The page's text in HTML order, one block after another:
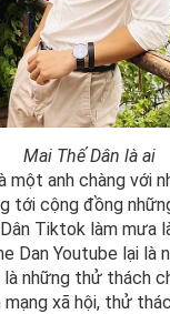
Mai Thế Dân là ai
một anh chàng với
tới cộng đồng
Tiktok làm mưa
Dan Youtube lại là
những thử thách
mạng xã hội, thử